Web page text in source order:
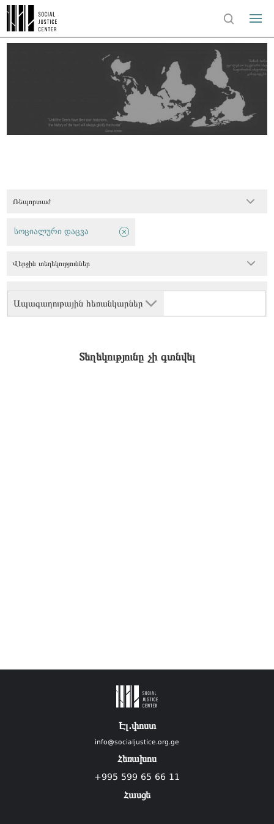
Ռեպորտաժ
Ապագաղութային հեռանկարներ
სოციალური დაცვა
Վերջին տեղեկություններ
Տեղեկությունը չի գտնվել
Էլ.փոստ
info@socialjustice.org.ge
Հեռախոս
+995 599 65 66 11
Հասցե